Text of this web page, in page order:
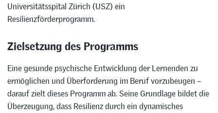
Universitätsspital Zürich (USZ) ein
Resilienzförderprogramm.
Zielsetzung des Programms
Eine gesunde psychische Entwicklung der Lernenden zu
ermöglichen und Überforderung im Beruf vorzubeugen –
darauf zielt dieses Programm ab. Seine Grundlage bildet die
Überzeugung, dass Resilienz durch ein dynamisches